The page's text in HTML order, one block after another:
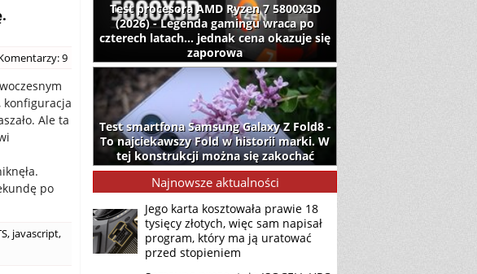
9
konfiguracja
Ale ta
po
, javascript,
Test procesora AMD Ryzen 7 5800X3D
(2026) - Legenda gamingu wraca po
czterech latach... jednak cena okazuje się
zaporowa
Test smartfona Samsung Galaxy Z Fold8 -
To najciekawszy Fold w historii marki. W
tej konstrukcji można się zakochać
Najnowsze aktualności
Jego karta kosztowała prawie 18
tysięcy złotych, więc sam napisał
program, który ma ją uratować
przed stopieniem